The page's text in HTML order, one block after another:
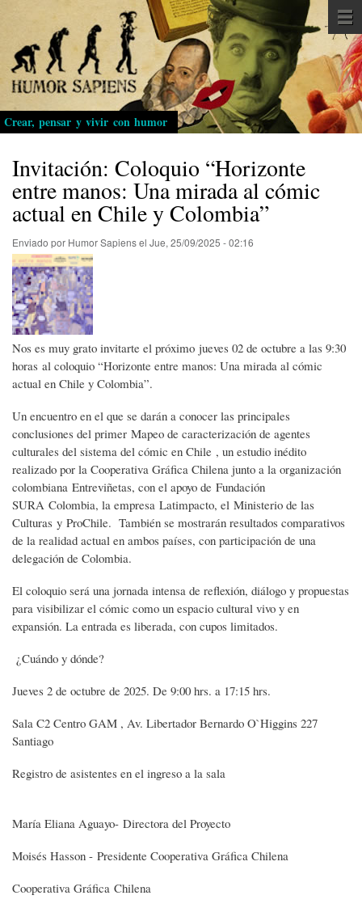
Pasar
al
contenido
principal
Crear, pensar y vivir con humor
Invitación: Coloquio “Horizonte
entre manos: Una mirada al cómic
actual en Chile y Colombia”
Enviado por Humor Sapiensel Jue, 25/09/2025 - 02:16
Nos es muy grato invitarte el próximo jueves 02 de octubre a las 9:30
horas al coloquio “Horizonte entre manos: Una mirada al cómic
actual en Chile y Colombia”.
Un encuentro en el que se darán a conocer las principales
conclusiones del primer Mapeo de caracterización de agentes
culturales del sistema del cómic en Chile , un estudio inédito
realizado por la Cooperativa Gráfica Chilena junto a la organización
colombiana Entreviñetas, con el apoyo de Fundación
SURA Colombia, la empresa Latimpacto, el Ministerio de las
Culturas y ProChile. También se mostrarán resultados comparativos
de la realidad actual en ambos países, con participación de una
delegación de Colombia.
El coloquio será una jornada intensa de reflexión, diálogo y propuestas
para visibilizar el cómic como un espacio cultural vivo y en
expansión. La entrada es liberada, con cupos limitados.
¿Cuándo y dónde?
Jueves 2 de octubre de 2025. De 9:00 hrs. a 17:15 hrs.
Sala C2 Centro GAM , Av. Libertador Bernardo O`Higgins 227
Santiago
Registro de asistentes en el ingreso a la sala
María Eliana Aguayo- Directora del Proyecto
Moisés Hasson - Presidente Cooperativa Gráfica Chilena
Cooperativa Gráfica Chilena